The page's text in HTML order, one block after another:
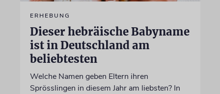
ERHEBUNG
Dieser hebräische Babyname
ist in Deutschland am
beliebtesten
Welche Namen geben Eltern ihren
Sprösslingen in diesem Jahr am liebsten? In